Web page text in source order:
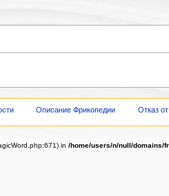
Описание Фрикопедии Отказ
in /home/users/n/null/domains/